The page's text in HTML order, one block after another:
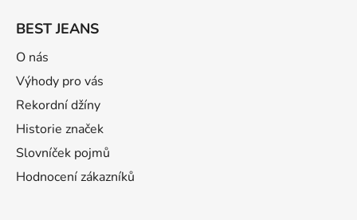
BEST JEANS
O nás
Výhody pro vás
Rekordní džíny
Historie značek
Slovníček pojmů
Hodnocení zákazníků